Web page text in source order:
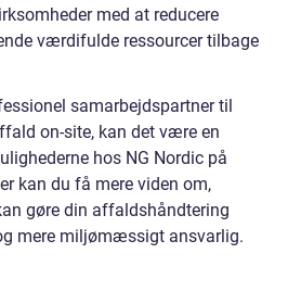
med at reducere
værdifulde ressourcer tilbage
samarbejdspartner til
on-site, kan det være en
hos NG Nordic på
kan du få mere viden om,
gøre din affaldshåndtering
mere miljømæssigt ansvarlig.